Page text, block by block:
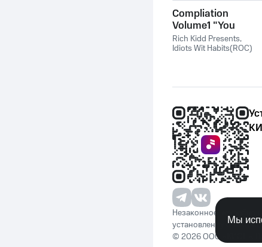
Compliation
Volume1 "You
Already Know"
Radio Version
Rich Kidd Presents,
Idiots Wit Habits(ROC)
Незаконное
установленную
© 2026 ООО «КИОН».
Мы